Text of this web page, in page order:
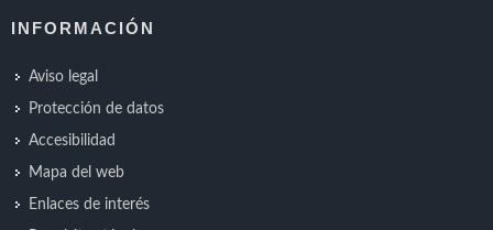
INFORMACIÓN
Aviso legal
Protección de datos
Accesibilidad
Mapa del web
Enlaces de interés